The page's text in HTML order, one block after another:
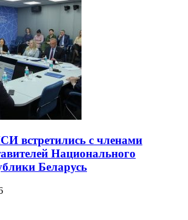
встретились с членами
Национального
Беларусь